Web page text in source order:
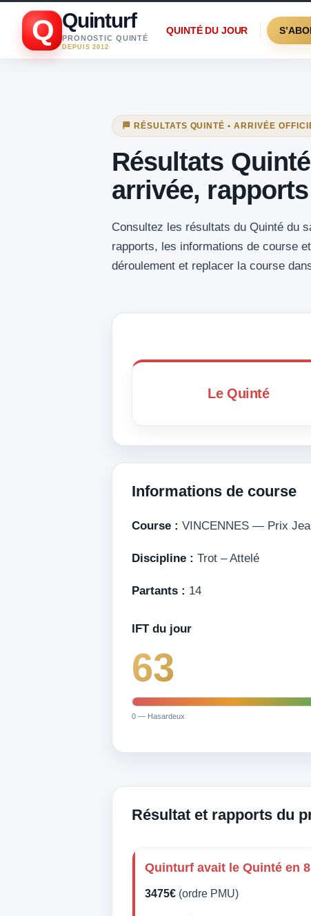
Q Quinturf
PRONOSTIC QUINTÉ
DEPUIS 2012
QUINTÉ DU JOUR
🏁 RÉSULTATS QUINTÉ • ARRIVÉE
Résultats
arrivée,
Consultez les résultats du Quinté du
rapports, les informations de course
déroulement et replacer la course
Le Quinté
Informations de course
Course : VINCENNES — Prix
Discipline : Trot – Attelé
Partants : 14
IFT du jour
63
0 — Hasardeux
Résultat et rapports du
Quinturf avait le Quinté en 8
3475€ (ordre PMU)